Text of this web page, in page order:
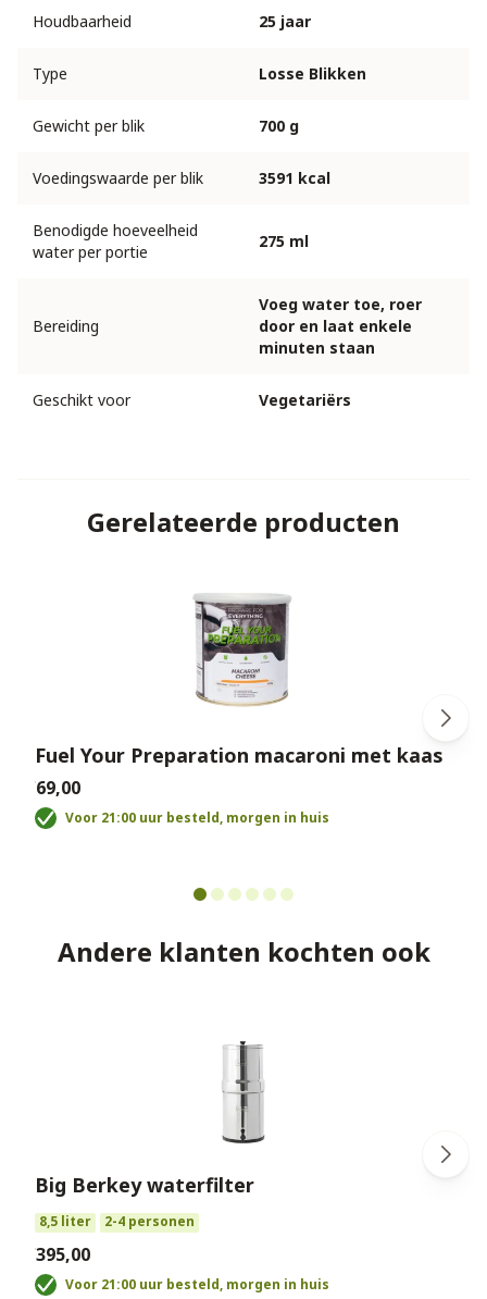
Houdbaarheid 25 jaar
Type Losse Blikken
Gewicht per blik 700 g
Voedingswaarde per blik 3591 kcal
Benodigde hoeveelheid
water per portie
275 ml
Bereiding
Voeg water toe, roer
door en laat enkele
minuten staan
Geschikt voor Vegetariërs
Gerelateerde producten
Fuel Your Preparation macaroni met kaas
€69,00
Voor 21:00 uur besteld, morgen in huis
Andere klanten kochten ook
Big Berkey waterfilter
8,5 liter 2-4 personen
€395,00
Voor 21:00 uur besteld, morgen in huis